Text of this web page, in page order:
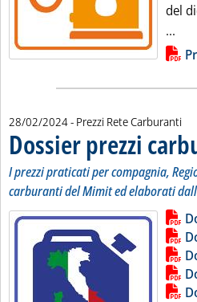
del
...
Lista allegati PDF alla
28/02/2024- Prezzi Rete Carburanti
Dossier prezzi
I prezzi praticati per compagnia,
carburanti del Mimit ed elaborati
Lista allegati PDF alla